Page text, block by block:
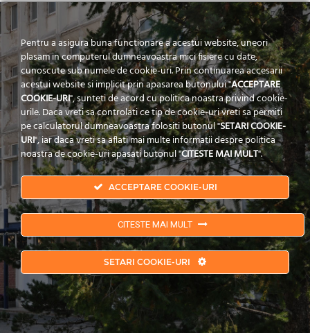
Copyrights © 2019 POPECI.Politica de Confidentialitate
|
Politica Cookies
| Branding by
Pion Media
Copyrights © 2019 POPECI.Privacy Policy | Terms & Conditions|Cookies
Policy | Branding by Pion Media
Pentru a asigura buna functionare a acestui website, uneori
plasam in computerul dumneavoastra mici fisiere cu date,
cunoscute sub numele de cookie-uri. Prin continuarea accesarii
acestui website si implicit prin apasarea butonului "ACCEPTARE
COOKIE-URI", sunteti de acord cu politica noastra privind cookie-
urile. Daca vreti sa controlati ce tip de cookie-uri vreti sa permiti
pe calculatorul dumneavoastra folositi butonul "SETARI COOKIE-
URI", iar daca vreti sa aflati mai multe informatii despre politica
noastra de cookie-uri apasati butonul "CITESTE MAI MULT".
ACCEPTARE COOKIE-URI
CITESTE MAI MULT
SETARI COOKIE-URI